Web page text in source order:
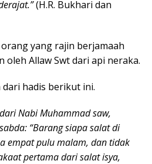
(H.R. Bukhari dan
yang rajin berjamaah
oleh Allaw Swt dari api neraka.
hadis berikut ini.
Nabi Muhammad saw,
“Barang siapa salat di
empat pulu malam, dan tidak
pertama dari salat isya,